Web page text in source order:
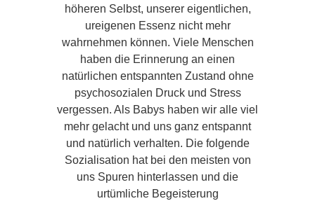
höheren Selbst, unserer eigentlichen,
ureigenen Essenz nicht mehr
wahrnehmen können. Viele Menschen
haben die Erinnerung an einen
natürlichen entspannten Zustand ohne
psychosozialen Druck und Stress
vergessen. Als Babys haben wir alle viel
mehr gelacht und uns ganz entspannt
und natürlich verhalten. Die folgende
Sozialisation hat bei den meisten von
uns Spuren hinterlassen und die
urtümliche Begeisterung